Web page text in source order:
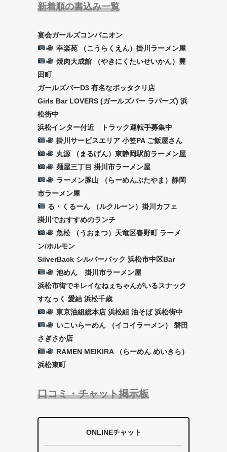
新着順の書込み一覧
宴会ガールズコンパニオン
幸楽苑 （こうらくえん）掛川ラーメン屋
焼肉大成館 （やきにくたいせいかん）豊
田町
ガールズバーD3 有名なボッタクリ店
Girls Bar LOVERS (ガールズバー ラバーズ) 浜
松街中
浜松インター付近 トラック運転手募集中
掛川サービスエリア 小笠PA ご飯屋さん
丸源 （まるげん）東静岡駅前ラーメン屋
麺屋三丁目 掛川市ラーメン屋
ラーメン豚山 （らーめんぶたやま）静岡
市ラーメン屋
る・くるーん （ルクルーン）掛川カフェ
掛川でおすすめのランチ
魚松 （うおまつ）天竜区春野町 ラーメ
ン/ホルモン
SilverBack シルバーバック 浜松市中区Bar
池めん 掛川市ラーメン屋
浜松市街でキレイなねぇちゃんがいるスナック
すなっく 愛結 浜松千歳
東京油組総本店 浜松組 油そば 浜松街中
いこいらーめん （イコイラーメン） 磐田
さぎさか店
RAMEN MEIKIRA （らーめん めいきら）
浜松東町
口コミ・チャット掲示板
ONLINEチャット